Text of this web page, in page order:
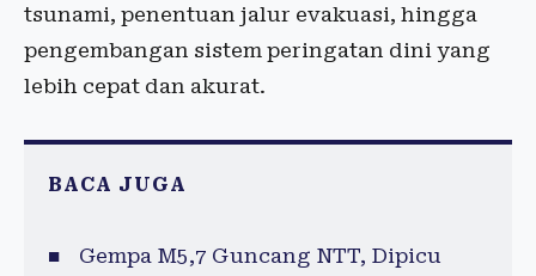
tsunami, penentuan jalur evakuasi, hingga
pengembangan sistem peringatan dini yang
lebih cepat dan akurat.
BACA JUGA
Gempa M5,7 Guncang NTT, Dipicu